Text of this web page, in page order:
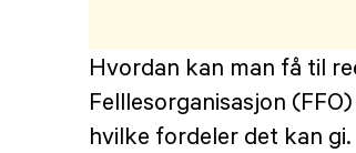
Hvordan kan man få til
Felllesorganisasjon
hvilke fordeler det kan gi.